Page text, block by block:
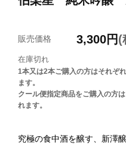
販売価格 3,300円(
在庫切れ
1本又は2本ご購入の方はそれぞ
ます。
クール便指定商品をご購入の方
れます。
究極の食中酒を醸す、新澤